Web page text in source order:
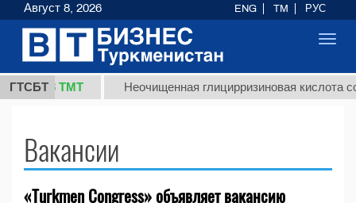
ГТСБТ
37,8 ТМТ Неочищенная глицирризиновая кислота
Вакансии
«Turkmen Congress» объявляет вакансию
Август 8, 2026 ENG TM РУС